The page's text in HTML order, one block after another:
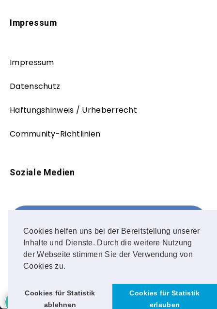
Cookies helfen uns bei der Bereitstellung unserer
Inhalte und Dienste. Durch die weitere Nutzung
der Webseite stimmen Sie der Verwendung von
Cookies zu.
Cookies für Statistik
ablehnen
Cookies für Statistik
erlauben
Impressum
Impressum
Datenschutz
Haftungshinweis / Urheberrecht
Community-Richtlinien
Soziale Medien
FOLLOW ME!
Instagram
OUR PHOTOS!